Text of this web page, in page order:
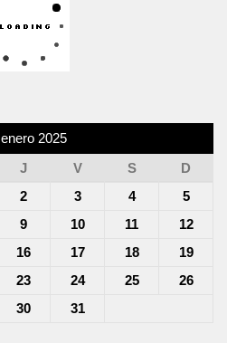
enero 2025
J V S
D
2 3 4
5
9 10 11
12
16 17 18
19
23 24 25
26
30
31